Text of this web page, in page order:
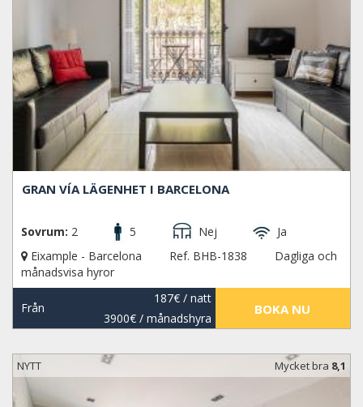
GRAN VÍA LÄGENHET I BARCELONA
Sovrum: 2 5 Nej
Ja
Eixample - Barcelona
Ref. BHB-1838
Dagliga och
månadsvisa hyror
Från
187€/ natt
3900€/ månadshyra
BOKA NU
NYTT Mycket bra 8,1